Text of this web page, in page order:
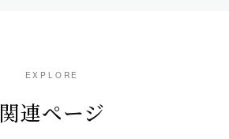
EXPLORE
関連ページ